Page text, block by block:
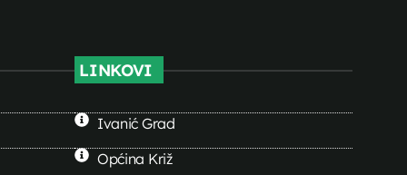
LINKOVI
Ivanić Grad
Općina Križ